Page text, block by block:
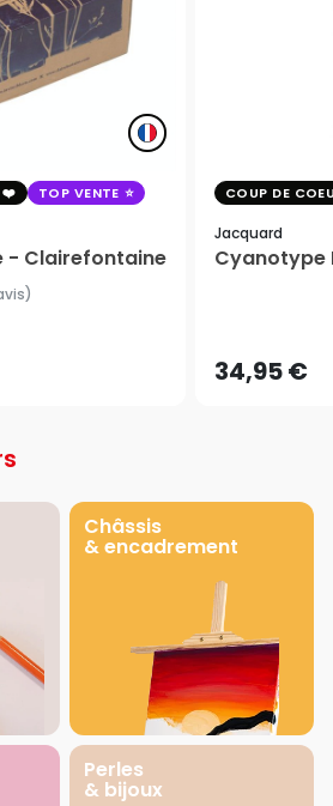
TOP VENTE
- Clairefontaine
COUP DE
Jacquard
Cyanotype
34,95 €
Châssis
& encadrement
Perles
& bijoux